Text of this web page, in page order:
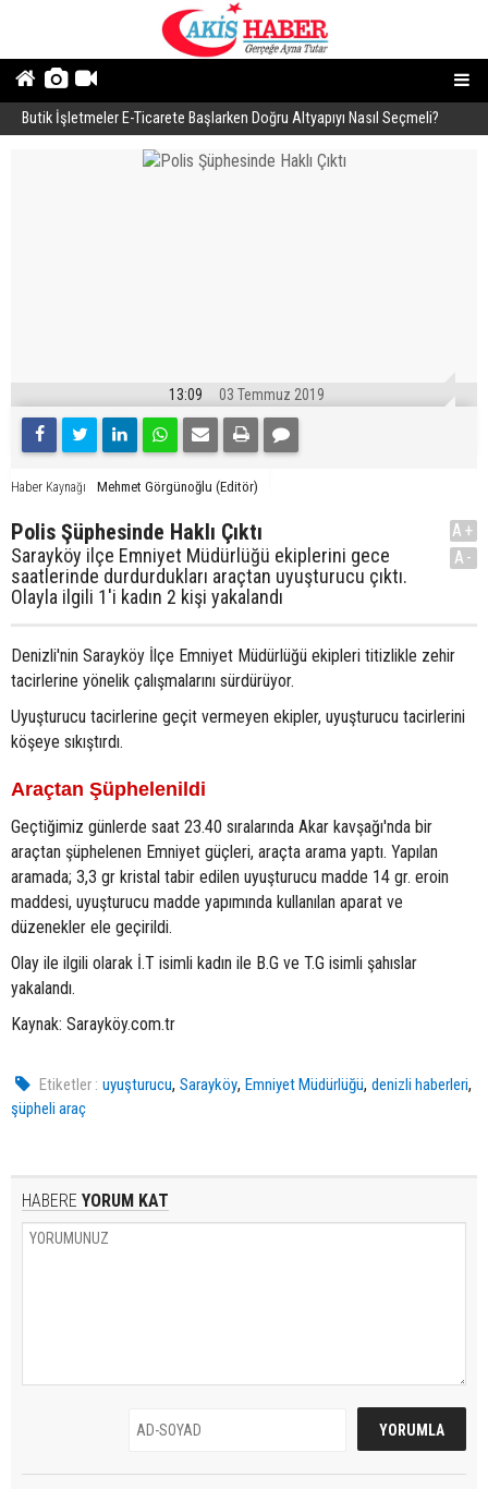
Butik İşletmeler E-Ticarete Başlarken Doğru Altyapıyı Nasıl Seçmeli?
13:09 03 Temmuz 2019
Haber Kaynağı Mehmet Görgünoğlu (Editör)
Polis Şüphesinde Haklı Çıktı
Sarayköy ilçe Emniyet Müdürlüğü ekiplerini gece
saatlerinde durdurdukları araçtan uyuşturucu çıktı.
Olayla ilgili 1'i kadın 2 kişi yakalandı
A+
A-
Denizli'nin Sarayköy İlçe Emniyet Müdürlüğü ekipleri titizlikle zehir
tacirlerine yönelik çalışmalarını sürdürüyor.
Uyuşturucu tacirlerine geçit vermeyen ekipler, uyuşturucu tacirlerini
köşeye sıkıştırdı.
Araçtan Şüphelenildi
Geçtiğimiz günlerde saat 23.40 sıralarında Akar kavşağı'nda bir
araçtan şüphelenen Emniyet güçleri, araçta arama yaptı. Yapılan
aramada; 3,3 gr kristal tabir edilen uyuşturucu madde 14 gr. eroin
maddesi, uyuşturucu madde yapımında kullanılan aparat ve
düzenekler ele geçirildi.
Olay ile ilgili olarak İ.T isimli kadın ile B.G ve T.G isimli şahıslar
yakalandı.
Kaynak: Sarayköy.com.tr
Etiketler : uyuşturucu,Sarayköy,Emniyet Müdürlüğü,denizli haberleri,
şüpheli araç
HABERE YORUM KAT